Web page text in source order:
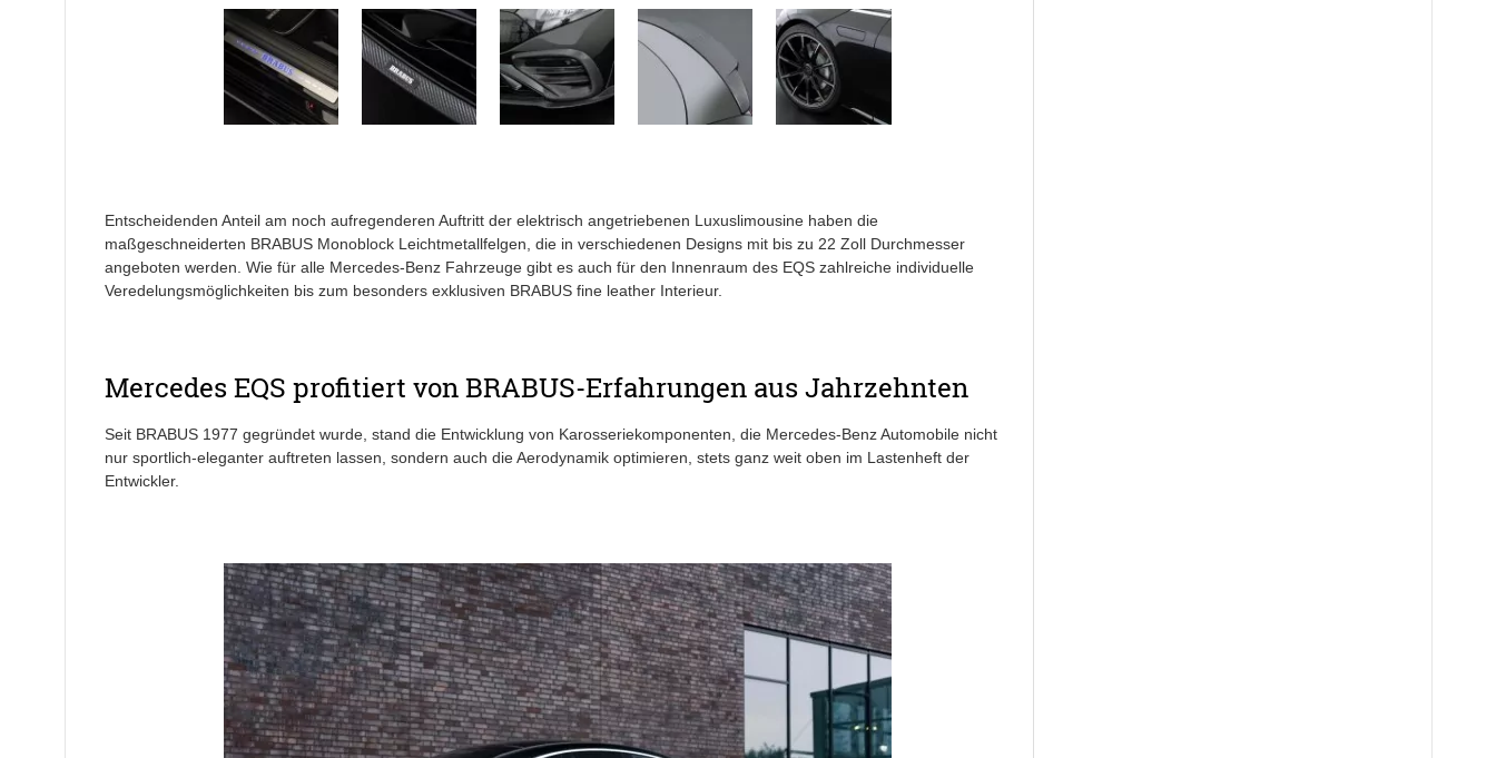
Entscheidenden Anteil am noch aufregenderen Auftritt der elektrisch angetriebenen Luxuslimousine haben die
maßgeschneiderten BRABUS Monoblock Leichtmetallfelgen, die in verschiedenen Designs mit bis zu 22 Zoll Durchmesser
angeboten werden. Wie für alle Mercedes-Benz Fahrzeuge gibt es auch für den Innenraum des EQS zahlreiche individuelle
Veredelungsmöglichkeiten bis zum besonders exklusiven BRABUS fine leather Interieur.
Mercedes EQS profitiert von BRABUS-Erfahrungen aus Jahrzehnten
Seit BRABUS 1977 gegründet wurde, stand die Entwicklung von Karosseriekomponenten, die Mercedes-Benz Automobile nicht
nur sportlich-eleganter auftreten lassen, sondern auch die Aerodynamik optimieren, stets ganz weit oben im Lastenheft der
Entwickler.